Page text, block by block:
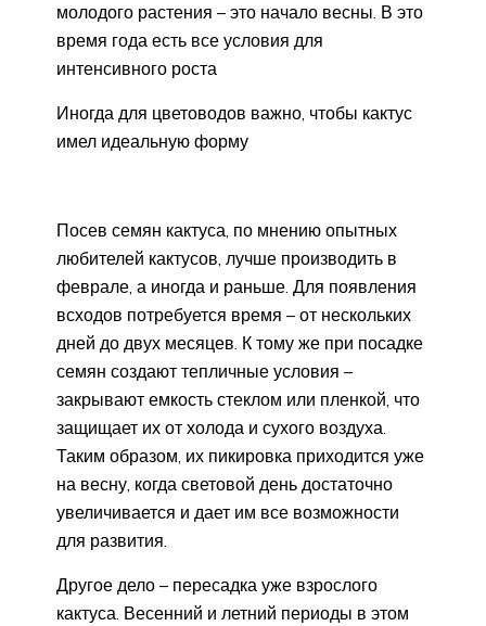
молодого растения – это начало весны. В это
время года есть все условия для
интенсивного роста
Иногда для цветоводов важно, чтобы кактус
имел идеальную форму
Посев семян кактуса, по мнению опытных
любителей кактусов, лучше производить в
феврале, а иногда и раньше. Для появления
всходов потребуется время – от нескольких
дней до двух месяцев. К тому же при посадке
семян создают тепличные условия –
закрывают емкость стеклом или пленкой, что
защищает их от холода и сухого воздуха.
Таким образом, их пикировка приходится уже
на весну, когда световой день достаточно
увеличивается и дает им все возможности
для развития.
Другое дело – пересадка уже взрослого
кактуса. Весенний и летний периоды в этом